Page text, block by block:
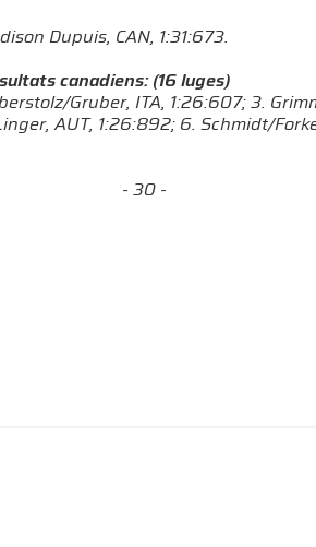
Dupuis, CAN, 1:31:673.
canadiens: (16 luges)
Gruber, ITA, 1:26:607; 3.
AUT, 1:26:892; 6. Schmidt/
- 30 -